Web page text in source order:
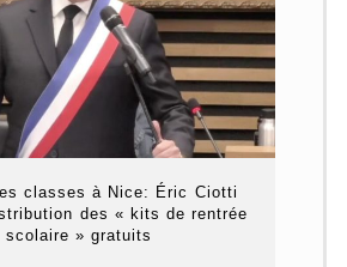
classes à Nice: Éric Ciotti
des « kits de rentrée
scolaire » gratuits